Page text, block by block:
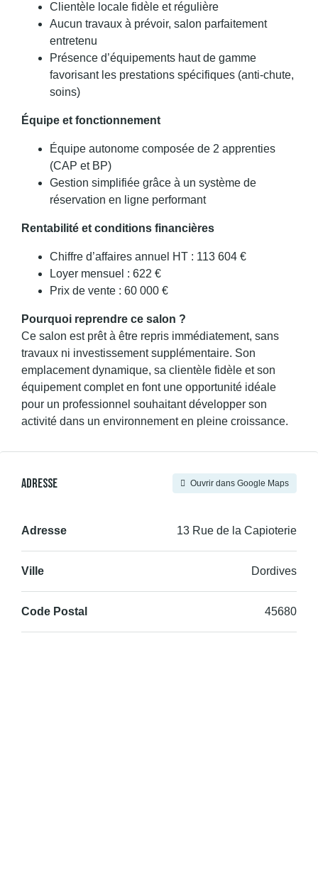
Clientèle locale fidèle et régulière
Aucun travaux à prévoir, salon parfaitement
entretenu
Présence d’équipements haut de gamme
favorisant les prestations spécifiques (anti-chute,
soins)
Équipe et fonctionnement
Équipe autonome composée de 2 apprenties
(CAP et BP)
Gestion simplifiée grâce à un système de
réservation en ligne performant
Rentabilité et conditions financières
Chiffre d’affaires annuel HT : 113 604 €
Loyer mensuel : 622 €
Prix de vente : 60 000 €
Pourquoi reprendre ce salon ?
Ce salon est prêt à être repris immédiatement, sans
travaux ni investissement supplémentaire. Son
emplacement dynamique, sa clientèle fidèle et son
équipement complet en font une opportunité idéale
pour un professionnel souhaitant développer son
activité dans un environnement en pleine croissance.
Adresse Ouvrir dans Google Maps
Adresse 13 Rue de la Capioterie
Ville Dordives
Code Postal 45680